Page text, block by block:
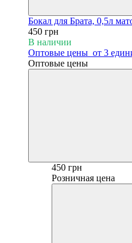
Бокал для Брата, 0,5л
450 грн
В наличии
Оптовые цены от 3
Оптовые цены
450 грн
Розничная цена